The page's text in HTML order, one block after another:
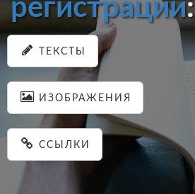
регистрации:
ТЕКСТЫ
ИЗОБРАЖЕНИЯ
ССЫЛКИ